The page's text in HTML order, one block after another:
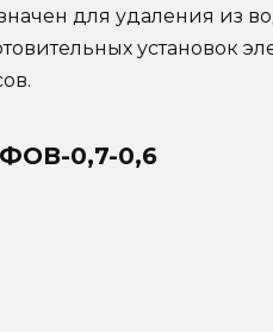
для удаления из
установок
ФОВ-0,7-0,6